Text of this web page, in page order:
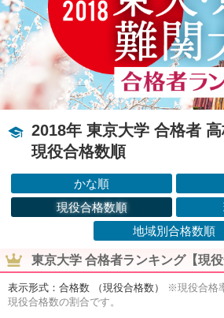
2018年 東京大学 合格者
現役合格数順
かな順
現役合格数順
地域別合格数順
東京大学 合格者ランキング【現役
表示形式：合格数 （現役合格数）
※現役合格
現役合格数の割合です。